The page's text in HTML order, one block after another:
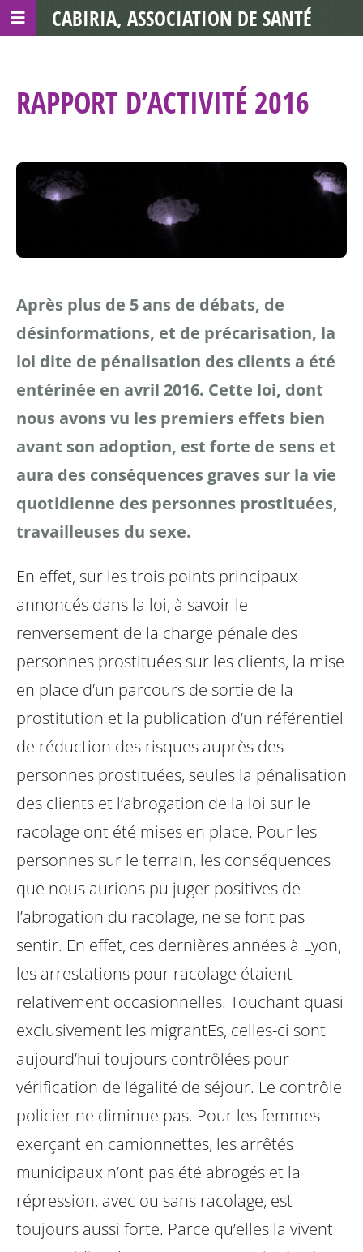
RAPPORT D’ACTIVITÉ 2016
Après plus de 5 ans de débats, de
désinformations, et de précarisation, la
loi dite de pénalisation des clients a été
entérinée en avril 2016. Cette loi, dont
nous avons vu les premiers effets bien
avant son adoption, est forte de sens et
aura des conséquences graves sur la vie
quotidienne des personnes prostituées,
travailleuses du sexe.
En effet, sur les trois points principaux
annoncés dans la loi, à savoir le
renversement de la charge pénale des
personnes prostituées sur les clients, la mise
en place d’un parcours de sortie de la
prostitution et la publication d’un référentiel
de réduction des risques auprès des
personnes prostituées, seules la pénalisation
des clients et l’abrogation de la loi sur le
racolage ont été mises en place. Pour les
personnes sur le terrain, les conséquences
que nous aurions pu juger positives de
l’abrogation du racolage, ne se font pas
sentir. En effet, ces dernières années à Lyon,
les arrestations pour racolage étaient
relativement occasionnelles. Touchant quasi
exclusivement les migrantEs, celles-ci sont
aujourd’hui toujours contrôlées pour
vérification de légalité de séjour. Le contrôle
policier ne diminue pas. Pour les femmes
exerçant en camionnettes, les arrêtés
municipaux n’ont pas été abrogés et la
répression, avec ou sans racolage, est
toujours aussi forte. Parce qu’elles la vivent
CABIRIA, ASSOCIATION DE SANTÉ